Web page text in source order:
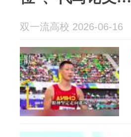
双一流高校 2026-06-16